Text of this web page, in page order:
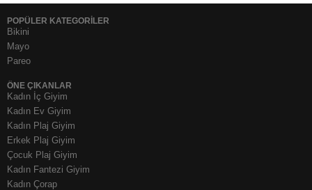
POPÜLER KATEGORİLER
Bikini
Mayo
Pareo
ÖNE ÇIKANLAR
Kadın İç Giyim
Kadın Ev Giyim
Kadın Plaj Giyim
Erkek Plaj Giyim
Çocuk Plaj Giyim
Kadın Fantezi Giyim
Kadın Çorap